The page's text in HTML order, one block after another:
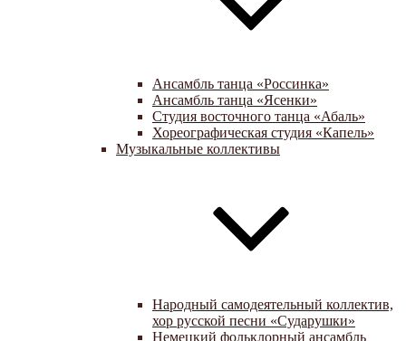
Ансамбль танца «Россинка»
Ансамбль танца «Ясенки»
Студия восточного танца «Абаль»
Хореографическая студия «Капель»
Музыкальные коллективы
Народный самодеятельный коллектив,
хор русской песни «Сударушки»
Немецкий фольклорный ансамбль